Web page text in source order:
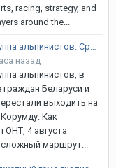
racing, strategy, and
around the...
назад
альпинистов, в
Беларуси и
выходить на
Как
ОНТ, 4 августа
маршрут...